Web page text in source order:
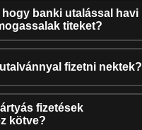
hogy banki utalással havi
titeket?
fizetni nektek?
fizetések
kötve?